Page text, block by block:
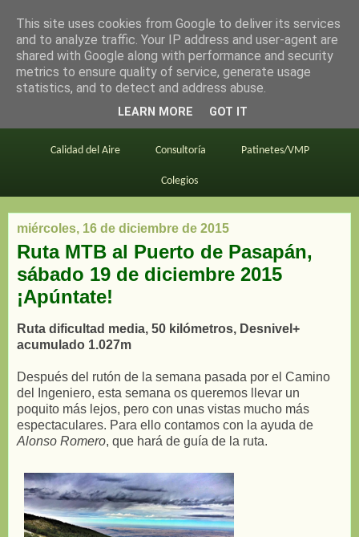
en bici por madrid
Este blog BiciMAD Primeros consejos
Calidad del Aire Consultoría Patinetes/VMP
Colegios
miércoles, 16 de diciembre de 2015
Ruta MTB al Puerto de Pasapán,
sábado 19 de diciembre 2015
¡Apúntate!
Ruta dificultad media, 50 kilómetros, Desnivel+
acumulado 1.027m
Después del rutón de la semana pasada por el Camino
del Ingeniero, esta semana os queremos llevar un
poquito más lejos, pero con unas vistas mucho más
espectaculares. Para ello contamos con la ayuda de
Alonso Romero, que hará de guía de la ruta.
This site uses cookies from Google to deliver its services
and to analyze traffic. Your IP address and user-agent are
shared with Google along with performance and security
metrics to ensure quality of service, generate usage
statistics, and to detect and address abuse.
LEARN MORE GOT IT